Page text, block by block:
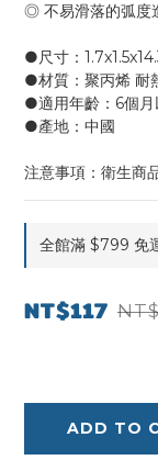
◎ 不易滑落的弧度
●尺寸：
●材質：聚丙烯
●適用年齡：6個月
●產地：中國
注意事項：衛生商
全館滿 $799 免
NT$117
ADD TO